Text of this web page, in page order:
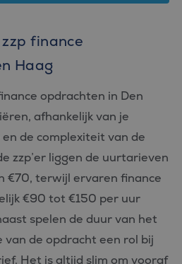
finance
Haag
opdrachten in Den
afhankelijk van je
de complexiteit van de
zzp’er liggen de uurtarieven
€70, terwijl ervaren finance
€90 tot €150 per uur
spelen de duur van het
de opdracht een rol bij
Het is altijd slim om vooraf